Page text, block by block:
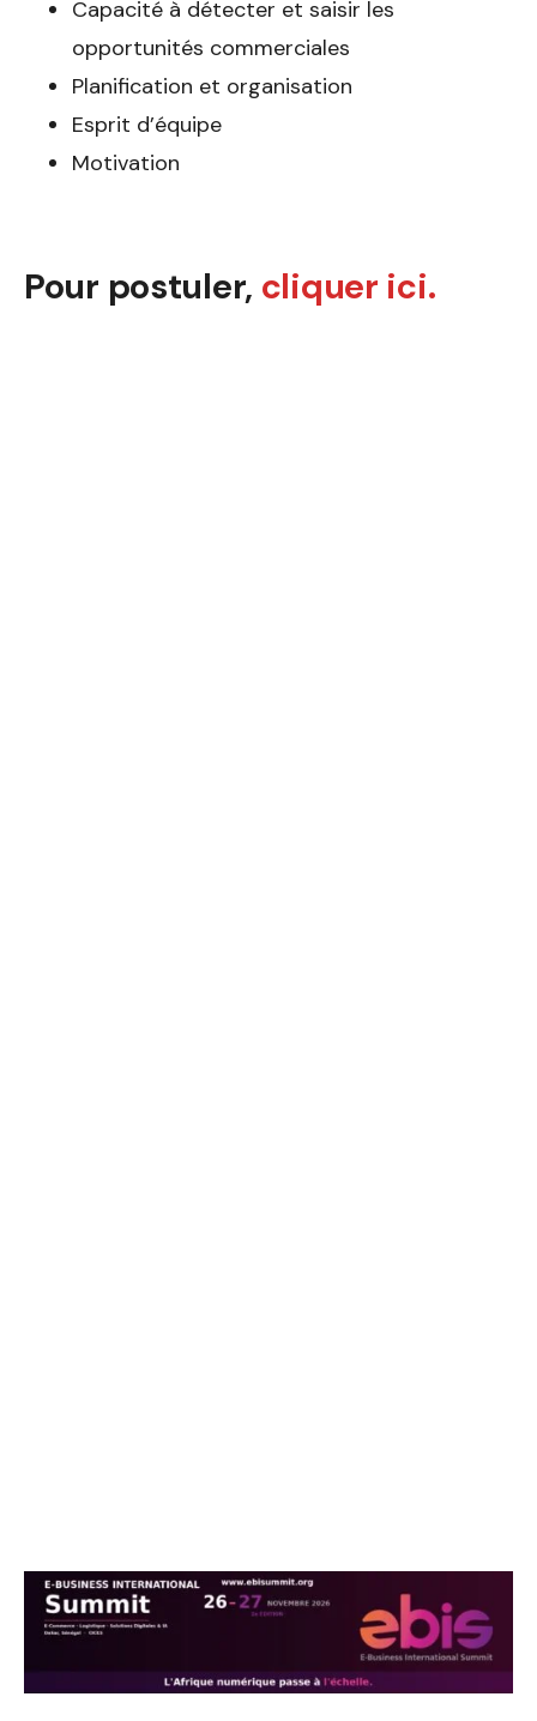
Capacité à détecter et saisir les
opportunités commerciales
Planification et organisation
Esprit d’équipe
Motivation
Pour postuler, cliquer ici.